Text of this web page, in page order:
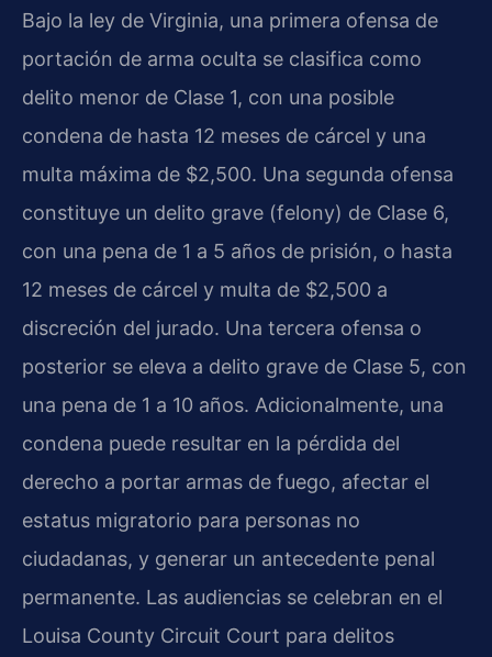
Bajo la ley de Virginia, una primera ofensa de
portación de arma oculta se clasifica como
delito menor de Clase 1, con una posible
condena de hasta 12 meses de cárcel y una
multa máxima de $2,500. Una segunda ofensa
constituye un delito grave (felony) de Clase 6,
con una pena de 1 a 5 años de prisión, o hasta
12 meses de cárcel y multa de $2,500 a
discreción del jurado. Una tercera ofensa o
posterior se eleva a delito grave de Clase 5, con
una pena de 1 a 10 años. Adicionalmente, una
condena puede resultar en la pérdida del
derecho a portar armas de fuego, afectar el
estatus migratorio para personas no
ciudadanas, y generar un antecedente penal
permanente. Las audiencias se celebran en el
Louisa County Circuit Court para delitos